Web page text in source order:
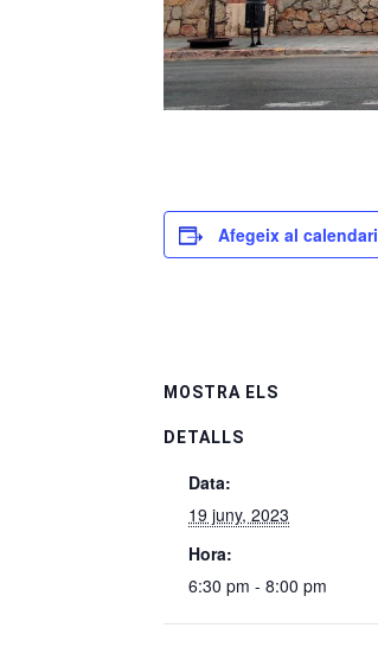
Afegeix al calendari
MOSTRA ELS
DETALLS
Data:
19 juny, 2023
Hora:
6:30 pm - 8:00 pm